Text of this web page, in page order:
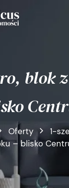
blok
Oferty
1-
– blisko